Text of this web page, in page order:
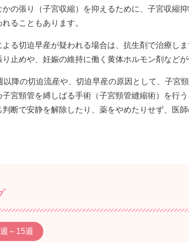
かの張り（子宮収縮）を抑えるために、子宮収縮
ることもあります。
よる切迫早産が疑われる場合は、抗生剤で治療し
り止めや、妊娠の維持に働く黄体ホルモン剤などが
以降の切迫流産や、切迫早産の原因として、子宮
子宮頸管を縛しばる手術（子宮頸管縫縮術）を行
判断で安静を解除したり、薬をやめたりせず、医
～15週